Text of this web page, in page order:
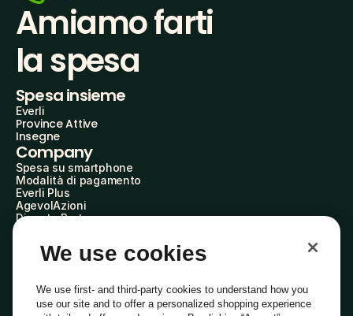
Amiamo farti
la spesa
Spesa insieme
Everli
Province Attive
Insegne
Company
Spesa su smartphone
Modalità di pagamento
Everli Plus
AgevolAzioni
Diventa Partner
Everli Shoppers
About Us
Everli News
Domande frequenti
Lavora con noi
We use cookies
We use first- and third-party cookies to understand how you
use our site and to offer a personalized shopping experience